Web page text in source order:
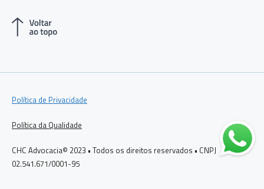
Política de Privacidade
Política da Qualidade
CHC Advocacia© 2023 • Todos os direitos reservados • CNPJ
02.541.671/0001-95